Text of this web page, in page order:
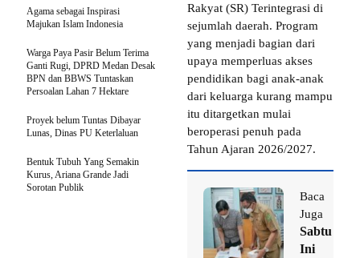
Rakyat (SR) Terintegrasi di
sejumlah daerah. Program
yang menjadi bagian dari
upaya memperluas akses
pendidikan bagi anak-anak
dari keluarga kurang mampu
itu ditargetkan mulai
beroperasi penuh pada
Tahun Ajaran 2026/2027.
Baca
Juga
Sabtu
Ini
Agama sebagai Inspirasi
Majukan Islam Indonesia
Warga Paya Pasir Belum Terima
Ganti Rugi, DPRD Medan Desak
BPN dan BBWS Tuntaskan
Persoalan Lahan 7 Hektare
Proyek belum Tuntas Dibayar
Lunas, Dinas PU Keterlaluan
Bentuk Tubuh Yang Semakin
Kurus, Ariana Grande Jadi
Sorotan Publik